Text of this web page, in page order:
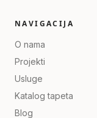
NAVIGACIJA
O nama
Projekti
Usluge
Katalog tapeta
Blog